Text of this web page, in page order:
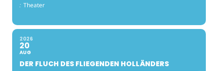
: Theater
2026
20
AUG
DER FLUCH DES FLIEGENDEN HOLLÄNDERS